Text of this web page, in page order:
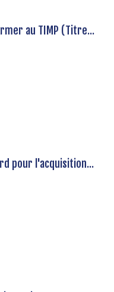
au TIMP (Titre...
pour l'acquisition...